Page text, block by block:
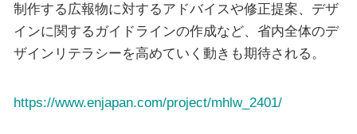
制作する広報物に対するアドバイスや修正提案、デザ
インに関するガイドラインの作成など、省内全体のデ
ザインリテラシーを高めていく動きも期待される。
https://www.enjapan.com/project/mhlw_2401/